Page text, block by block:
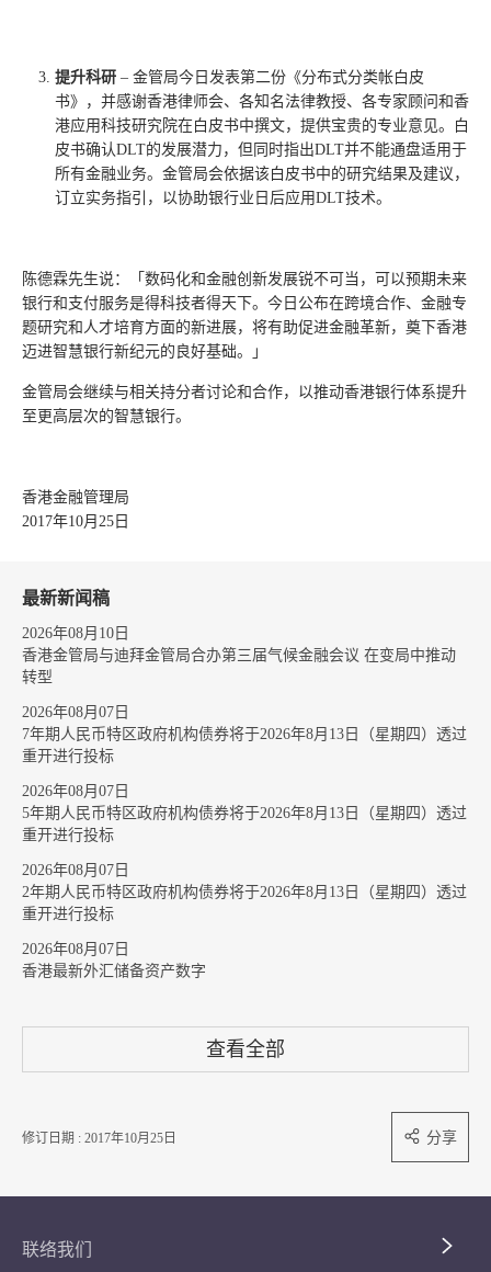
提升科研 – 金管局今日发表第二份《分布式分类帐白皮
书》，并感谢香港律师会、各知名法律教授、各专家顾问和香
港应用科技研究院在白皮书中撰文，提供宝贵的专业意见。白
皮书确认DLT的发展潜力，但同时指出DLT并不能通盘适用于
所有金融业务。金管局会依据该白皮书中的研究结果及建议，
订立实务指引，以协助银行业日后应用DLT技术。
陈德霖先生说：「数码化和金融创新发展锐不可当，可以预期未来
银行和支付服务是得科技者得天下。今日公布在跨境合作、金融专
题研究和人才培育方面的新进展，将有助促进金融革新，奠下香港
迈进智慧银行新纪元的良好基础。」
金管局会继续与相关持分者讨论和合作，以推动香港银行体系提升
至更高层次的智慧银行。
香港金融管理局
2017年10月25日
最新新闻稿
2026年08月10日
香港金管局与迪拜金管局合办第三届气候金融会议 在变局中推动
转型
2026年08月07日
7年期人民币特区政府机构债券将于2026年8月13日（星期四）透过
重开进行投标
2026年08月07日
5年期人民币特区政府机构债券将于2026年8月13日（星期四）透过
重开进行投标
2026年08月07日
2年期人民币特区政府机构债券将于2026年8月13日（星期四）透过
重开进行投标
2026年08月07日
香港最新外汇储备资产数字
查看全部
修订日期 : 2017年10月25日 分享
联络我们